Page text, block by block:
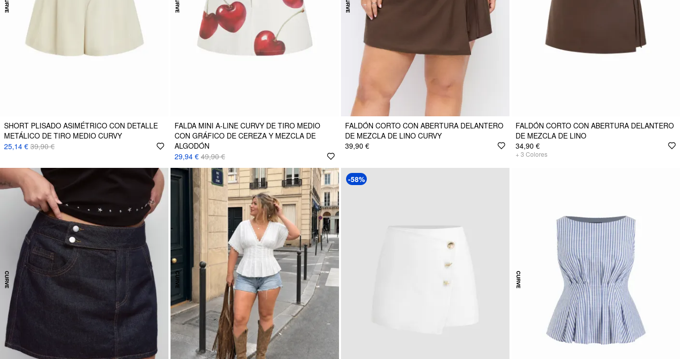
SHORT PLISADO ASIMÉTRICO CON DETALLE
METÁLICO DE TIRO MEDIO CURVY
25,14 € 39,90 €
FALDA MINI A-LINE CURVY DE TIRO MEDIO
CON GRÁFICO DE CEREZA Y MEZCLA DE
ALGODÓN
29,94 € 49,90 €
FALDÓN CORTO CON ABERTURA DELANTERO
DE MEZCLA DE LINO CURVY
39,90 €
FALDÓN CORTO CON ABERTURA DELANTERO
DE MEZCLA DE LINO
34,90 €
+ 3 Colores
-58%